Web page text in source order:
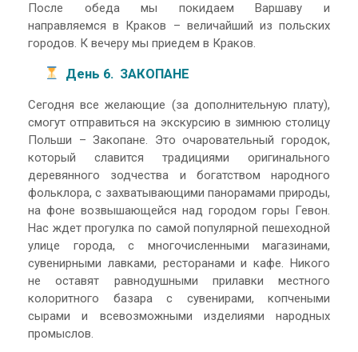
После обеда мы покидаем Варшаву и
направляемся в Краков – величайший из польских
городов. К вечеру мы приедем в Краков.
День 6. ЗАКОПАНЕ
Сегодня все желающие (за дополнительную плату),
смогут отправиться на экскурсию в зимнюю столицу
Польши – Закопане. Это очаровательный городок,
который славится традициями оригинального
деревянного зодчества и богатством народного
фольклора, с захватывающими панорамами природы,
на фоне возвышающейся над городом горы Гевон.
Нас ждет прогулка по самой популярной пешеходной
улице города, с многочисленными магазинами,
сувенирными лавками, ресторанами и кафе. Никого
не оставят равнодушными прилавки местного
колоритного базара с сувенирами, копчеными
сырами и всевозможными изделиями народных
промыслов.